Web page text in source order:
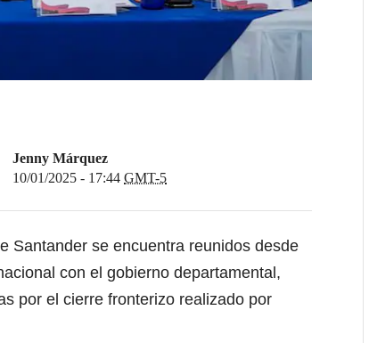
Jenny Márquez
10/01/2025 - 17:44 GMT-5
Santander se encuentra reunidos desde
con el gobierno departamental,
por el cierre fronterizo realizado por